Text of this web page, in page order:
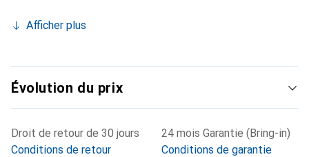
Afficher plus
Évolution du prix
Droit de retour de 30 jours
Conditions de retour
24 mois Garantie (Bring-in)
Conditions de garantie